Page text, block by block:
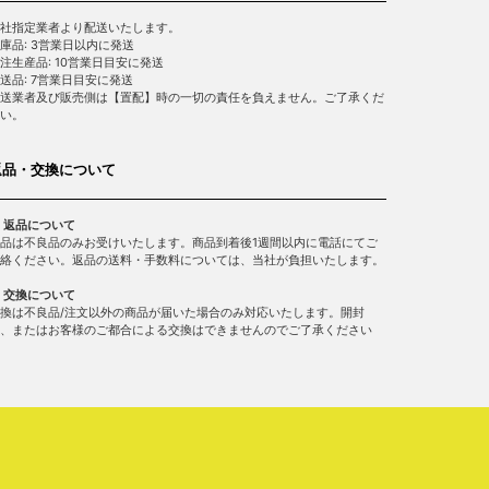
指定業者より配送いたします。
品: 3営業日以内に発送
生産品: 10営業日目安に発送
品: 7営業日目安に発送
業者及び販売側は【置配】時の一切の責任を負えません。ご了承くだ
。
・交換について
品について
は不良品のみお受けいたします。商品到着後1週間以内に電話にてご
ください。返品の送料・手数料については、当社が負担いたします。
換について
は不良品/注文以外の商品が届いた場合のみ対応いたします。開封
またはお客様のご都合による交換はできませんのでご了承ください